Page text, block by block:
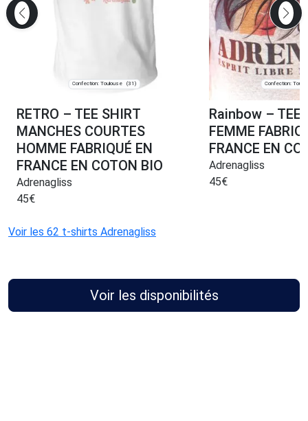
Confection: Toulouse (31)
RETRO – TEE SHIRT
MANCHES COURTES
HOMME FABRIQUÉ EN
FRANCE EN COTON BIO
Adrenagliss
45€
Confection:
Rainbow – TEE
FEMME
FRANCE EN
Adrenagliss
45€
Voir les 62 t-shirts Adrenagliss
Voir les disponibilités